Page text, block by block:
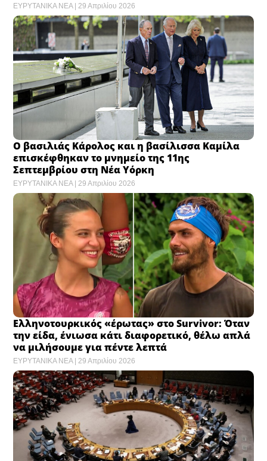
ΕΥΡΥΤΑΝΙΚΑ ΝΕΑ 29 Απριλίου 2026
Ο βασιλιάς Κάρολος και η βασίλισσα Καμίλα
επισκέφθηκαν το μνημείο της 11ης
Σεπτεμβρίου στη Νέα Υόρκη
ΕΥΡΥΤΑΝΙΚΑ ΝΕΑ 29 Απριλίου 2026
Ελληνοτουρκικός «έρωτας» στο Survivor: Όταν
την είδα, ένιωσα κάτι διαφορετικό, θέλω απλά
να μιλήσουμε για πέντε λεπτά
ΕΥΡΥΤΑΝΙΚΑ ΝΕΑ 29 Απριλίου 2026